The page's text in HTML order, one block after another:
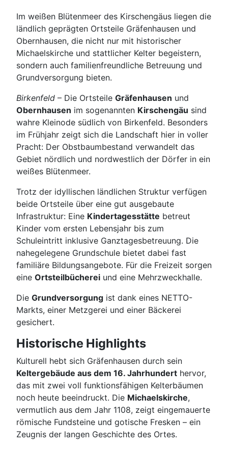
Im weißen Blütenmeer des Kirschengäus liegen die
ländlich geprägten Ortsteile Gräfenhausen und
Obernhausen, die nicht nur mit historischer
Michaelskirche und stattlicher Kelter begeistern,
sondern auch familienfreundliche Betreuung und
Grundversorgung bieten.
Birkenfeld – Die Ortsteile Gräfenhausen und
Obernhausen im sogenannten Kirschengäu sind
wahre Kleinode südlich von Birkenfeld. Besonders
im Frühjahr zeigt sich die Landschaft hier in voller
Pracht: Der Obstbaumbestand verwandelt das
Gebiet nördlich und nordwestlich der Dörfer in ein
weißes Blütenmeer.
Trotz der idyllischen ländlichen Struktur verfügen
beide Ortsteile über eine gut ausgebaute
Infrastruktur: Eine Kindertagesstätte betreut
Kinder vom ersten Lebensjahr bis zum
Schuleintritt inklusive Ganztagesbetreuung. Die
nahegelegene Grundschule bietet dabei fast
familiäre Bildungsangebote. Für die Freizeit sorgen
eine Ortsteilbücherei und eine Mehrzweckhalle.
Die Grundversorgung ist dank eines NETTO-
Markts, einer Metzgerei und einer Bäckerei
gesichert.
Historische Highlights
Kulturell hebt sich Gräfenhausen durch sein
Keltergebäude aus dem 16. Jahrhundert hervor,
das mit zwei voll funktionsfähigen Kelterbäumen
noch heute beeindruckt. Die Michaelskirche,
vermutlich aus dem Jahr 1108, zeigt eingemauerte
römische Fundsteine und gotische Fresken – ein
Zeugnis der langen Geschichte des Ortes.